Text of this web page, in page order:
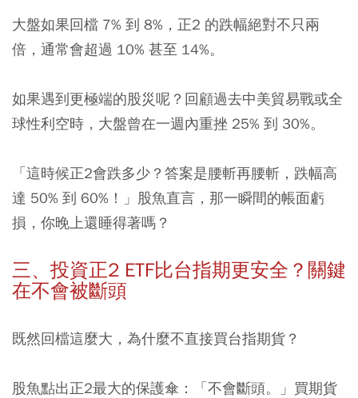
大盤如果回檔 7% 到 8%，正2 的跌幅絕對不只兩
倍，通常會超過 10% 甚至 14%。
如果遇到更極端的股災呢？回顧過去中美貿易戰或全
球性利空時，大盤曾在一週內重挫 25% 到 30%。
「這時候正2會跌多少？答案是腰斬再腰斬，跌幅高
達 50% 到 60%！」 股魚直言，那一瞬間的帳面虧
損，你晚上還睡得著嗎？
三、投資正2 ETF比台指期更安全？關鍵
在不會被斷頭
既然回檔這麼大，為什麼不直接買台指期貨？
股魚點出正2最大的保護傘：「不會斷頭。」買期貨